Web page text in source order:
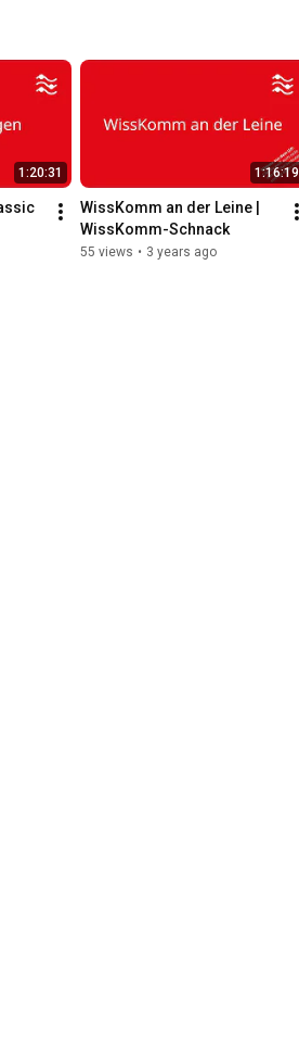
1:20:31 1:16:19
WissKomm an der Leine |
WissKomm-Schnack
55 views • 3 years ago